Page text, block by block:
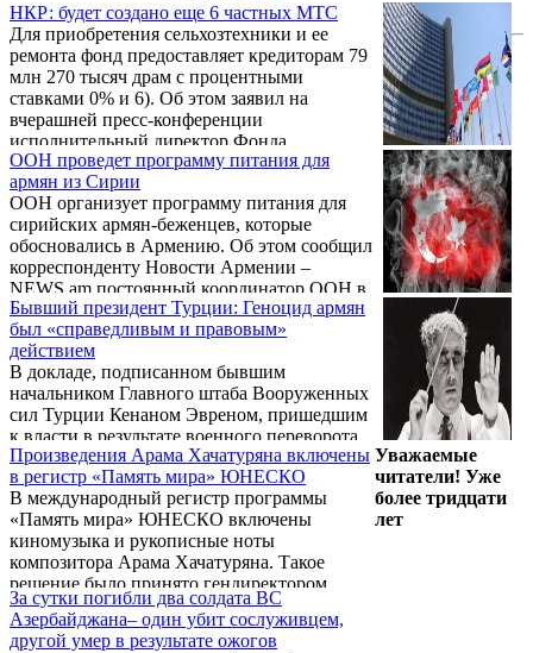
НКР: будет создано еще 6 частных МТС
Для приобретения сельхозтехники и ее
ремонта фонд предоставляет кредиторам 79
млн 270 тысяч драм с процентными
ставками 0% и 6). Об этом заявил на
вчерашней пресс-конференции
исполнительный директор Фонда
содействия развитию села и сельского
хозяйства НКР Ашот Бахшиян.
ООН проведет программу питания для
армян из Сирии
ООН организует программу питания для
сирийских армян-беженцев, которые
обосновались в Армению. Об этом сообщил
корреспонденту Новости Армении –
NEWS.am постоянный координатор ООН в
Армении Брэдли Бусетто. Программа
начнется в ближайшие недели, добавил он.
Бывший президент Турции: Геноцид армян
был «справедливым и правовым»
действием
В докладе, подписанном бывшим
начальником Главного штаба Вооруженных
сил Турции Кенаном Эвреном, пришедшим
к власти в результате военного переворота
1980 года и ставшим седьмым президентом
Турции, отмечается, что Геноцид армян
1915 года был «справедливым и правовым»
действием.
Произведения Арама Хачатуряна включены
в регистр «Память мира» ЮНЕСКО
В международный регистр программы
«Память мира» ЮНЕСКО включены
киномузыка и рукописные ноты
композитора Арама Хачатуряна. Такое
решение было принято гендиректором
ЮНЕСКО на основании заключения
Международного консультативного
комитета в ходе заседания комитета
За сутки погибли два солдата ВС
Азербайджана– один убит сослуживцем,
другой умер в результате ожогов
Уважаемые
читатели! Уже
более тридцати
лет